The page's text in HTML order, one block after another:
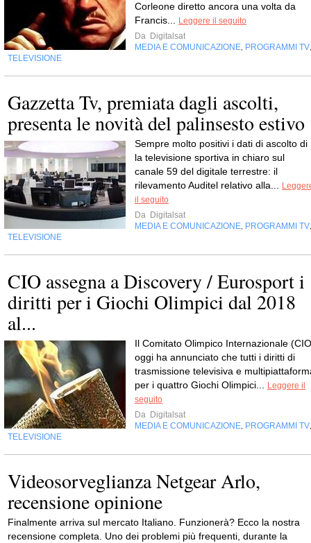
Corleone diretto ancora una volta da
Francis...
Leggere il seguito
Da Digitalsat
MEDIA E COMUNICAZIONE PROGRAMMI TV
TELEVISIONE
Gazzetta Tv, premiata dagli ascolti,
presenta le novità del palinsesto estivo
Sempre molto positivi i dati di ascolto di
la televisione sportiva in chiaro sul
canale 59 del digitale terrestre: il
rilevamento Auditel relativo alla...
il seguito
Da Digitalsat
MEDIA E COMUNICAZIONE PROGRAMMI TV
TELEVISIONE
CIO assegna a Discovery / Eurosport i
diritti per i Giochi Olimpici dal 2018
al...
Il Comitato Olimpico Internazionale
oggi ha annunciato che tutti i diritti di
trasmissione televisiva e
per i quattro Giochi Olimpici...
Leggere il
seguito
Da Digitalsat
MEDIA E COMUNICAZIONE PROGRAMMI TV
TELEVISIONE
Videosorveglianza Netgear Arlo,
recensione opinione
Finalmente arriva sul mercato Italiano. Funzionerà? Ecco la nostra
recensione completa. Uno dei problemi più frequenti, durante la